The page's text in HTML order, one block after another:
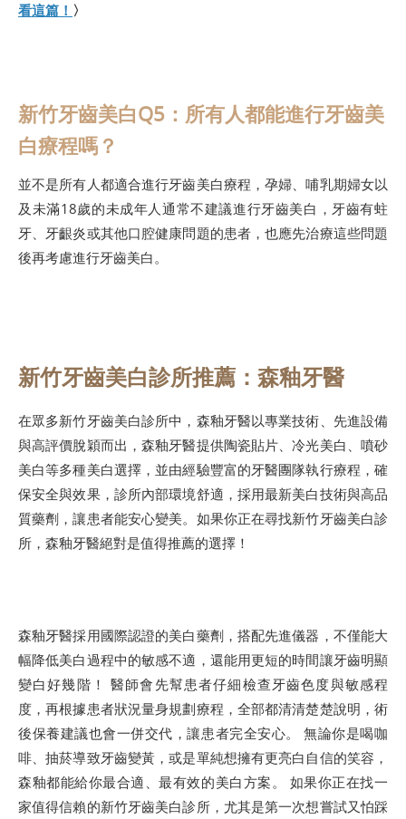
看這篇！ 〉
新竹牙齒美白Q5：所有人都能進行牙齒美
白療程嗎？
並不是所有人都適合進行牙齒美白療程，孕婦、哺乳期婦女以
及未滿18歲的未成年人通常不建議進行牙齒美白，牙齒有蛀
牙、牙齦炎或其他口腔健康問題的患者，也應先治療這些問題
後再考慮進行牙齒美白。
新竹牙齒美白診所推薦：森釉牙醫
在眾多新竹牙齒美白診所中，森釉牙醫以專業技術、先進設備
與高評價脫穎而出，森釉牙醫提供陶瓷貼片、冷光美白、噴砂
美白等多種美白選擇，並由經驗豐富的牙醫團隊執行療程，確
保安全與效果，診所內部環境舒適，採用最新美白技術與高品
質藥劑，讓患者能安心變美。如果你正在尋找新竹牙齒美白診
所，森釉牙醫絕對是值得推薦的選擇！
森釉牙醫採用國際認證的美白藥劑，搭配先進儀器，不僅能大
幅降低美白過程中的敏感不適，還能用更短的時間讓牙齒明顯
變白好幾階！ 醫師會先幫患者仔細檢查牙齒色度與敏感程
度，再根據患者狀況量身規劃療程，全部都清清楚楚說明，術
後保養建議也會一併交代，讓患者完全安心。 無論你是喝咖
啡、抽菸導致牙齒變黃，或是單純想擁有更亮白自信的笑容，
森釉都能給你最合適、最有效的美白方案。 如果你正在找一
家值得信賴的新竹牙齒美白診所，尤其是第一次想嘗試又怕踩